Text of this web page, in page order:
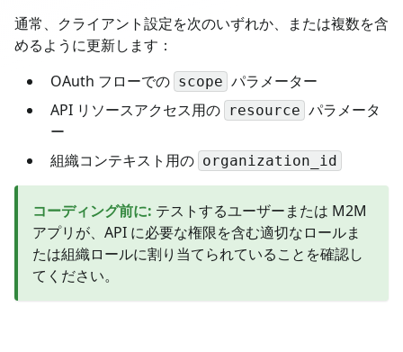
通常、クライアント設定を次のいずれか、または複数を含
めるように更新します：
OAuth フローでの scope パラメーター
API リソースアクセス用の resource パラメータ
ー
組織コンテキスト用の organization_id
コーディング前に: テストするユーザーまたは M2M
アプリが、API に必要な権限を含む適切なロールま
たは組織ロールに割り当てられていることを確認し
てください。